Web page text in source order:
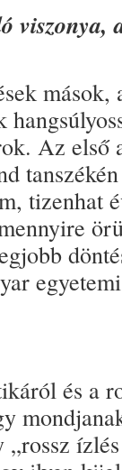
viszonya,
Az első
tizenhat
és a